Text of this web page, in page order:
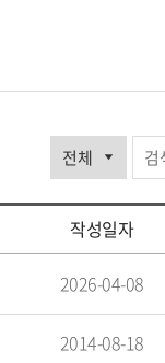
안
내
항
검
작성일자
2026-04-08
2014-08-18